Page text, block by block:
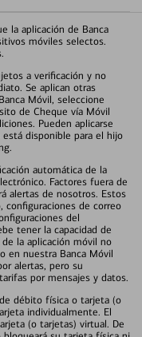
la aplicación de Banca
móviles selectos.
a verificación y no
Se aplican otras
Móvil, seleccione
de Cheque vía Móvil
Pueden aplicarse
disponible para el hijo
automática de la
Factores fuera de
alertas de nosotros. Estos
configuraciones de correo
del
tener la capacidad de
la aplicación móvil no
en nuestra Banca Móvil
alertas, pero su
por mensajes y datos.
débito física o tarjeta (o
individualmente. El
(o tarjetas) virtual. De